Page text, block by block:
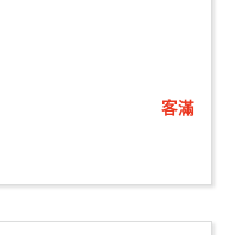
客滿